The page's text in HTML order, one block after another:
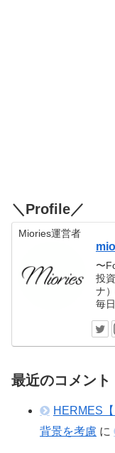
＼Profile／
Miories運営者
〜
投
ナ
毎
最近のコメント
HERMES
背景を考慮 に